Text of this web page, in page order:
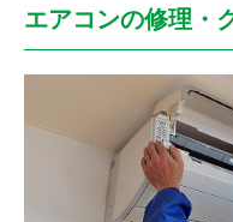
エアコンの修理・